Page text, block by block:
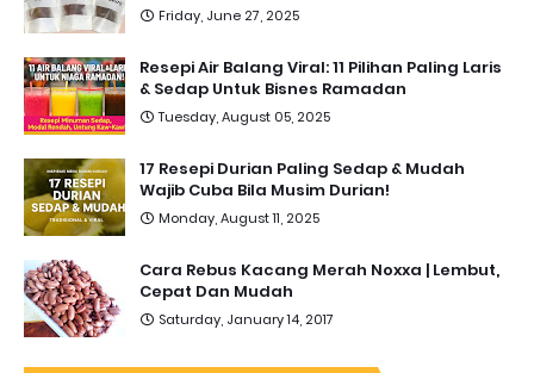
Friday, June 27, 2025
Resepi Air Balang Viral: 11 Pilihan Paling Laris
& Sedap Untuk Bisnes Ramadan
Tuesday, August 05, 2025
17 Resepi Durian Paling Sedap & Mudah
Wajib Cuba Bila Musim Durian!
Monday, August 11, 2025
Cara Rebus Kacang Merah Noxxa | Lembut,
Cepat Dan Mudah
Saturday, January 14, 2017